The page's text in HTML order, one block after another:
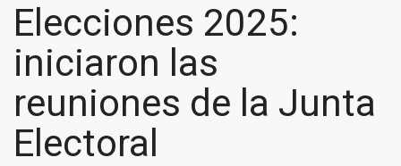
Elecciones 2025:
iniciaron las
reuniones de la Junta
Electoral